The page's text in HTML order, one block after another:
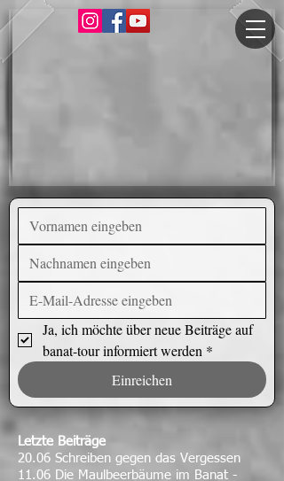
Ja, ich möchte über neue Beiträge auf
banat-tour informiert werden *
Einreichen
Letzte Beiträge
20.06 Schreiben gegen das Vergessen
11.06 Die Maulbeerbäume im Banat -